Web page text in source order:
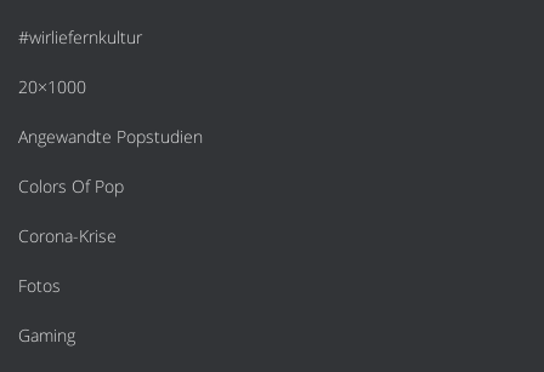
#wirliefernkultur
20×1000
Angewandte Popstudien
Colors Of Pop
Corona-Krise
Fotos
Gaming